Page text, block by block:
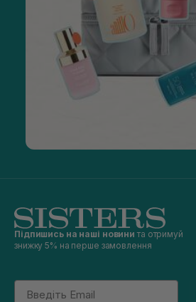
Підпишись на наші новини та отримуй
знижку 5% на перше замовлення
Email